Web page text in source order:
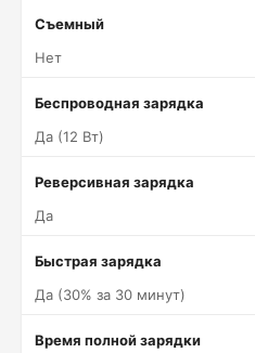
Съемный
Нет
Беспроводная зарядка
Да (12 Вт)
Реверсивная зарядка
Да
Быстрая зарядка
Да (30% за 30 минут)
Время полной зарядки